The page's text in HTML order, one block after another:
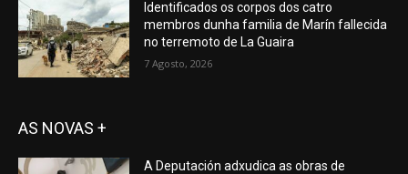
Identificados os corpos dos catro
membros dunha familia de Marín fallecida
no terremoto de La Guaira
7 Agosto, 2026
AS NOVAS +
A Deputación adxudica as obras de